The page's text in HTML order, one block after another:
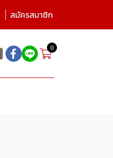
สมัครสมาชิก
0